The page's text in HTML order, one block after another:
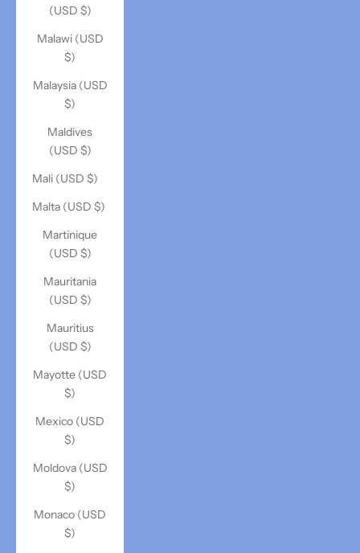
(USD $)
Malawi (USD
$)
Malaysia (USD
$)
Maldives
(USD $)
Mali (USD $)
Malta (USD $)
Martinique
(USD $)
Mauritania
(USD $)
Mauritius
(USD $)
Mayotte (USD
$)
Mexico (USD
$)
Moldova (USD
$)
Monaco (USD
$)